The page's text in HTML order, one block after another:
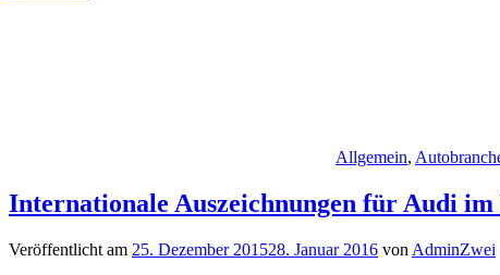
Allgemein,
Internationale Auszeichnungen für Audi im
Veröffentlicht am 25. Dezember 201528. Januar 2016 von AdminZwei